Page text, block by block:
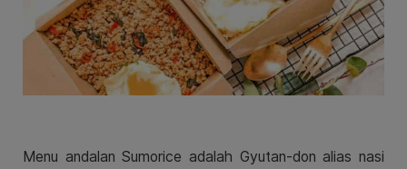
Menu andalan Sumorice adalah Gyutan-don alias nasi